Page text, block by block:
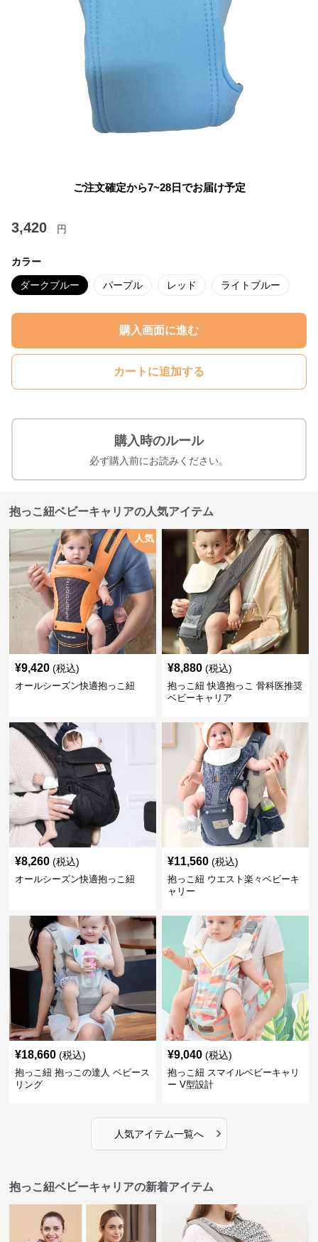
ご注文確定から7~28日でお届け予定
3,420 円
カラー
ダークブルー パープル レッド ライトブルー
購入画面に進む
カートに追加する
購入時のルール
必ず購入前にお読みください。
抱っこ紐ベビーキャリアの人気アイテム
人気
¥9,420 (税込)
オールシーズン快適抱っこ紐
¥8,880 (税込)
抱っこ紐 快適抱っこ 骨科医推奨
ベビーキャリア
¥8,260 (税込)
オールシーズン快適抱っこ紐
¥11,560 (税込)
抱っこ紐 ウエスト楽々ベビーキ
ャリー
¥18,660 (税込)
抱っこ紐 抱っこの達人 ベビース
リング
¥9,040 (税込)
抱っこ紐 スマイルベビーキャリ
ー V型設計
人気アイテム一覧へ ›
抱っこ紐ベビーキャリアの新着アイテム